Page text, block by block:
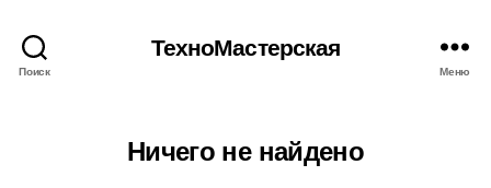
Поиск
ТехноМастерская
Меню
Ничего не найдено